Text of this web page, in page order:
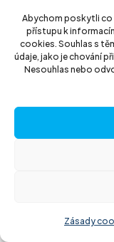
Abychom poskytli co
přístupu k
cookies. Souhlas s
údaje, jako je chování
Nesouhlas nebo
Zásady
Our tip:Without
network
Trust is just a
patience and
Zero Trust
An architectural
principles -
Everything is